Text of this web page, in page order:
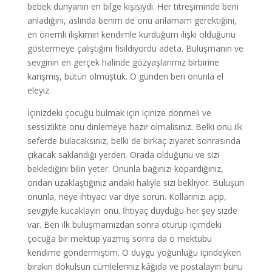
bebek dünyanın en bilge kişisiydi. Her titreşiminde beni
anladığını, aslında benim de onu anlamam gerektiğini,
en önemli ilişkimin kendimle kurduğum ilişki olduğunu
göstermeye çalıştığını fısıldıyordu adeta. Buluşmanın ve
sevginin en gerçek halinde gözyaşlarımız birbirine
karışmış, bütün olmuştuk. O günden beri onunla el
eleyiz.
İçinizdeki çocuğu bulmak için içinize dönmeli ve
sessizlikte onu dinlemeye hazır olmalısınız. Belki onu ilk
seferde bulacaksınız, belki de birkaç ziyaret sonrasında
çıkacak saklandığı yerden. Orada olduğunu ve sizi
beklediğini bilin yeter. Onunla bağınızı kopardığınız,
ondan uzaklaştığınız andaki haliyle sizi bekliyor. Buluşun
onunla, neye ihtiyacı var diye sorun. Kollarınızı açıp,
sevgiyle kucaklayın onu. İhtiyaç duyduğu her şey sizde
var. Ben ilk buluşmamızdan sonra oturup içimdeki
çocuğa bir mektup yazmış sonra da o mektubu
kendime göndermiştim. O duygu yoğunluğu içindeyken
bırakın dökülsün cümleleriniz kâğıda ve postalayın bunu